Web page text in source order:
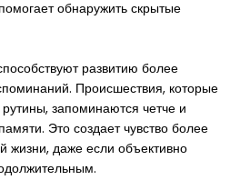
обнаружить скрытые
развитию более
Происшествия, которые
запоминаются четче и
Это создает чувство более
жизни, даже если объективно